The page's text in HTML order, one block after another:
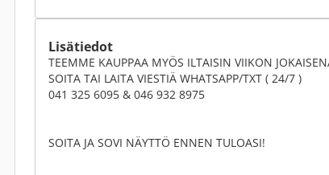
Lisätiedot
TEEMME KAUPPAA MYÖS ILTAISIN VIIKON
SOITA TAI LAITA VIESTIÄ WHATSAPP/TXT ( 24/7 )
041 325 6095 & 046 932 8975
SOITA JA SOVI NÄYTTÖ ENNEN TULOASI!